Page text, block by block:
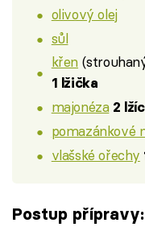
olivový olej
sůl
křen
1 lžička
majonéza 2
pomazánkové
vlašské ořechy
Postup přípravy: